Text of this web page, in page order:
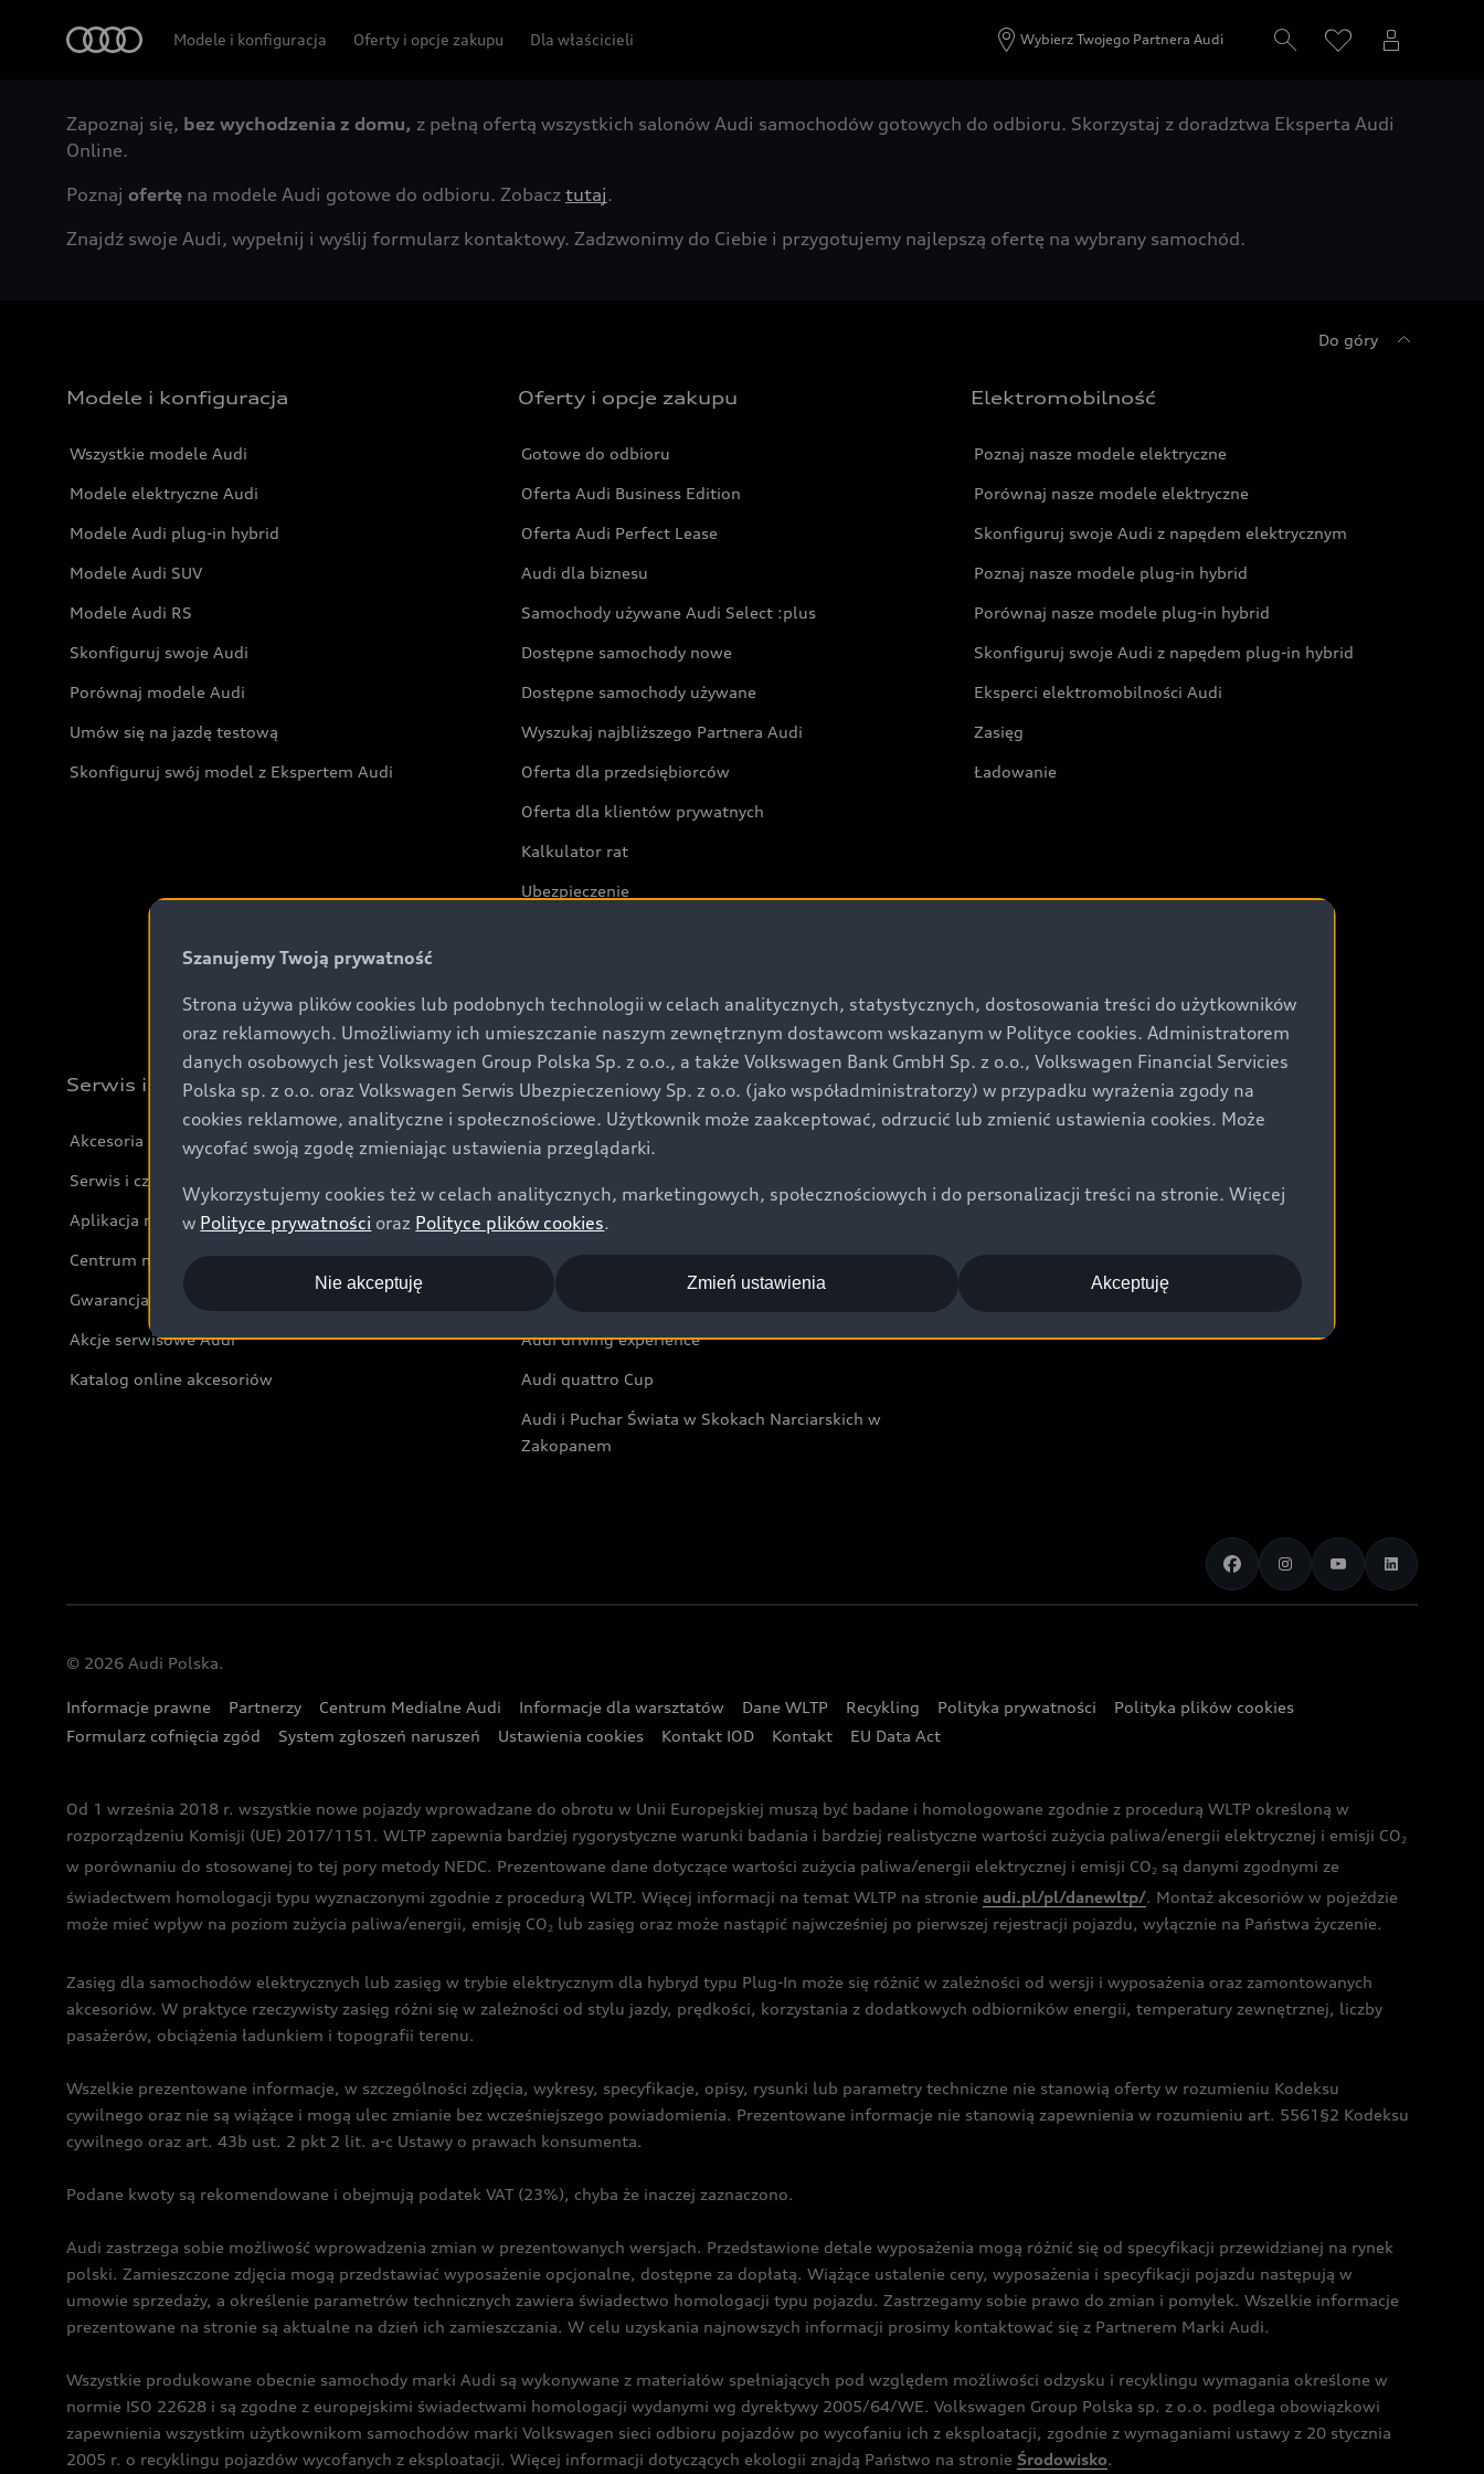
Modele i konfiguracja Oferty i opcje zakupu Dla właścicieli Wybierz Twojego Partnera Audi
Zapoznaj się, bez wychodzenia z domu, z pełną ofertą wszystkich salonów Audi samochodów gotowych do odbioru. Skorzystaj z doradztwa Eksperta Audi
Online.
Poznaj ofertę na modele Audi gotowe do odbioru. Zobacz tutaj.
Znajdź swoje Audi, wypełnij i wyślij formularz kontaktowy. Zadzwonimy do Ciebie i przygotujemy najlepszą ofertę na wybrany samochód.
Do góry
Modele i konfiguracja
Wszystkie modele Audi
Modele elektryczne Audi
Modele Audi plug-in hybrid
Modele Audi SUV
Modele Audi RS
Skonfiguruj swoje Audi
Porównaj modele Audi
Umów się na jazdę testową
Skonfiguruj swój model z Ekspertem Audi
Oferty i opcje zakupu
Gotowe do odbioru
Oferta Audi Business Edition
Oferta Audi Perfect Lease
Audi dla biznesu
Samochody używane Audi Select :plus
Dostępne samochody nowe
Dostępne samochody używane
Wyszukaj najbliższego Partnera Audi
Oferta dla przedsiębiorców
Oferta dla klientów prywatnych
Kalkulator rat
Ubezpieczenie
Audi exclusive
Elektromobilność
Poznaj nasze modele elektryczne
Porównaj nasze modele elektryczne
Skonfiguruj swoje Audi z napędem elektrycznym
Poznaj nasze modele plug-in hybrid
Porównaj nasze modele plug-in hybrid
Skonfiguruj swoje Audi z napędem plug-in hybrid
Eksperci elektromobilności Audi
Zasięg
Ładowanie
Serwis i akcesoria
Akcesoria
Serwis i części
Aplikacja myAudi i usługi cyfrowe
Centrum napraw powypadkowych
Gwarancja
Akcje serwisowe Audi
Katalog online akcesoriów
Świat Audi
Aktualności i historie postępu
Audi Nuvolari
Audi Sport Festiwal
Audi i Muzeum Sztuki Nowoczesnej w Warszawie
Audi driving experience
Audi quattro Cup
Audi i Puchar Świata w Skokach Narciarskich w
Zakopanem
© 2026 Audi Polska.
Informacje prawne Partnerzy Centrum Medialne Audi Informacje dla warsztatów Dane WLTP Recykling Polityka prywatności
Polityka plików cookies
Formularz cofnięcia zgód
System zgłoszeń naruszeń Ustawienia cookies Kontakt IOD Kontakt EU Data Act
Od 1 września 2018 r. wszystkie nowe pojazdy wprowadzane do obrotu w Unii Europejskiej muszą być badane i homologowane zgodnie z procedurą WLTP określoną w
rozporządzeniu Komisji (UE) 2017/1151. WLTP zapewnia bardziej rygorystyczne warunki badania i bardziej realistyczne wartości zużycia paliwa/energii elektrycznej i emisji CO2
w porównaniu do stosowanej to tej pory metody NEDC. Prezentowane dane dotyczące wartości zużycia paliwa/energii elektrycznej i emisji CO2 są danymi zgodnymi ze
świadectwem homologacji typu wyznaczonymi zgodnie z procedurą WLTP. Więcej informacji na temat WLTP na stronie audi.pl/pl/danewltp/. Montaż akcesoriów w pojeździe
może mieć wpływ na poziom zużycia paliwa/energii, emisję CO2 lub zasięg oraz może nastąpić najwcześniej po pierwszej rejestracji pojazdu, wyłącznie na Państwa życzenie.
Zasięg dla samochodów elektrycznych lub zasięg w trybie elektrycznym dla hybryd typu Plug-In może się różnić w zależności od wersji i wyposażenia oraz zamontowanych
akcesoriów. W praktyce rzeczywisty zasięg różni się w zależności od stylu jazdy, prędkości, korzystania z dodatkowych odbiorników energii, temperatury zewnętrznej, liczby
pasażerów, obciążenia ładunkiem i topografii terenu.
Wszelkie prezentowane informacje, w szczególności zdjęcia, wykresy, specyfikacje, opisy, rysunki lub parametry techniczne nie stanowią oferty w rozumieniu Kodeksu
cywilnego oraz nie są wiążące i mogą ulec zmianie bez wcześniejszego powiadomienia. Prezentowane informacje nie stanowią zapewnienia w rozumieniu art. 5561§2 Kodeksu
cywilnego oraz art. 43b ust. 2 pkt 2 lit. a-c Ustawy o prawach konsumenta.
Podane kwoty są rekomendowane i obejmują podatek VAT (23%), chyba że inaczej zaznaczono.
Audi zastrzega sobie możliwość wprowadzenia zmian w prezentowanych wersjach. Przedstawione detale wyposażenia mogą różnić się od specyfikacji przewidzianej na rynek
polski. Zamieszczone zdjęcia mogą przedstawiać wyposażenie opcjonalne, dostępne za dopłatą. Wiążące ustalenie ceny, wyposażenia i specyfikacji pojazdu następują w
umowie sprzedaży, a określenie parametrów technicznych zawiera świadectwo homologacji typu pojazdu. Zastrzegamy sobie prawo do zmian i pomyłek. Wszelkie informacje
prezentowane na stronie są aktualne na dzień ich zamieszczania. W celu uzyskania najnowszych informacji prosimy kontaktować się z Partnerem Marki Audi.
Wszystkie produkowane obecnie samochody marki Audi są wykonywane z materiałów spełniających pod względem możliwości odzysku i recyklingu wymagania określone w
normie ISO 22628 i są zgodne z europejskimi świadectwami homologacji wydanymi wg dyrektywy 2005/64/WE. Volkswagen Group Polska sp. z o.o. podlega obowiązkowi
zapewnienia wszystkim użytkownikom samochodów marki Volkswagen sieci odbioru pojazdów po wycofaniu ich z eksploatacji, zgodnie z wymaganiami ustawy z 20 stycznia
2005 r. o recyklingu pojazdów wycofanych z eksploatacji. Więcej informacji dotyczących ekologii znajdą Państwo na stronie Środowisko.
Szanujemy Twoją prywatność
Strona używa plików cookies lub podobnych technologii w celach analitycznych, statystycznych, dostosowania treści do użytkowników
oraz reklamowych. Umożliwiamy ich umieszczanie naszym zewnętrznym dostawcom wskazanym w Polityce cookies. Administratorem
danych osobowych jest Volkswagen Group Polska Sp. z o.o., a także Volkswagen Bank GmbH Sp. z o.o., Volkswagen Financial Servicies
Polska sp. z o.o. oraz Volkswagen Serwis Ubezpieczeniowy Sp. z o.o. (jako współadministratorzy) w przypadku wyrażenia zgody na
cookies reklamowe, analityczne i społecznościowe. Użytkownik może zaakceptować, odrzucić lub zmienić ustawienia cookies. Może
wycofać swoją zgodę zmieniając ustawienia przeglądarki.
Wykorzystujemy cookies też w celach analitycznych, marketingowych, społecznościowych i do personalizacji treści na stronie. Więcej
w Polityce prywatności oraz Polityce plików cookies.
Akceptuję
Nie akceptuję Zmień ustawienia